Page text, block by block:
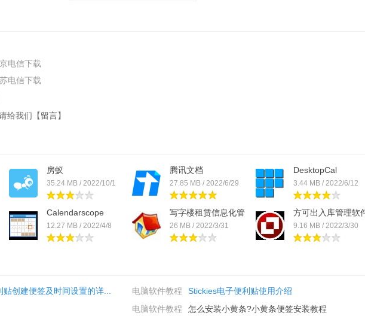
意减速便条纸，因为它并不总是准确；
味着你不能在
电信下载
电信下载
给我们【留言】
房蚁
35.24 MB / 2022/10/1
腾讯文档
27.85 MB / 2022/6/29
DesktopCal
3.44 MB / 2022/6/12
Calendarscope
12.27 MB / 2022/4/8
写字楼租赁信息化管
理...
26 MB / 2022/3/31
方可出入库管理软
9.16 MB / 2022/3/30
创建便签及时间设置的详... 电脑软件教程
Stickies电子便利贴使用介绍
电脑软件教程
怎么安装小黄条?小黄条便签安装教程